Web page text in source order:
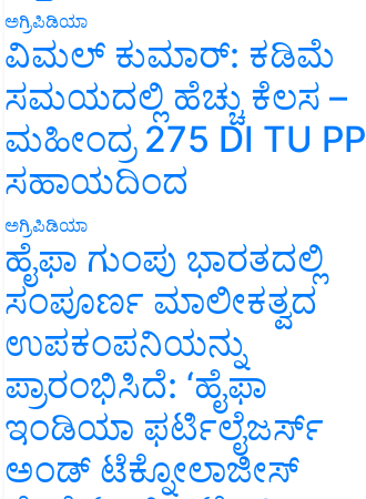
ಅಗ್ರಿಪಿಡಿಯಾ
ವಿಮಲ್ ಕುಮಾರ್: ಕಡಿಮೆ
ಸಮಯದಲ್ಲಿ ಹೆಚ್ಚು ಕೆಲಸ –
ಮಹೀಂದ್ರ 275 DI TU PP
ಸಹಾಯದಿಂದ
ಅಗ್ರಿಪಿಡಿಯಾ
ಹೈಫಾ ಗುಂಪು ಭಾರತದಲ್ಲಿ
ಸಂಪೂರ್ಣ ಮಾಲೀಕತ್ವದ
ಉಪಕಂಪನಿಯನ್ನು
ಪ್ರಾರಂಭಿಸಿದೆ: ‘ಹೈಫಾ
ಇಂಡಿಯಾ ಫರ್ಟಿಲೈಜರ್ಸ್
ಅಂಡ್ ಟೆಕ್ನೋಲಾಜೀಸ್